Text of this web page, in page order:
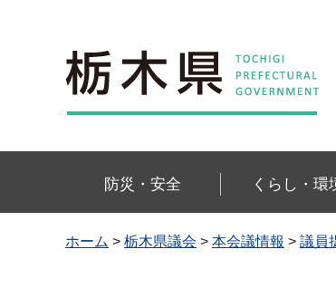
栃木県
防災・安全 くらし・環
ホーム > 栃木県議会 > 本会議情報 > 議員